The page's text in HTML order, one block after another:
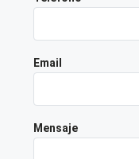
Email
Mensaje